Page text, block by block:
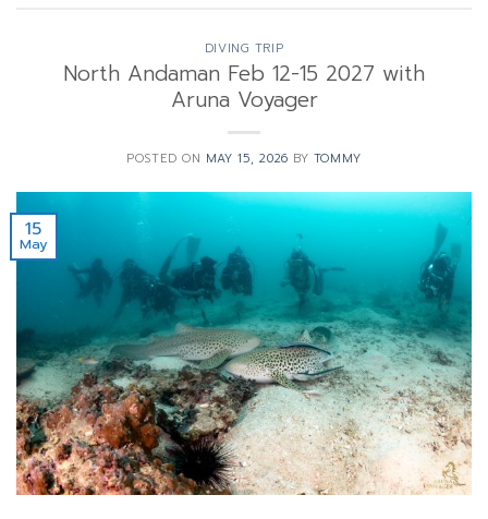
DIVING TRIP
North Andaman Feb 12-15 2027 with
Aruna Voyager
POSTED ON MAY 15, 2026 BY TOMMY
15
May